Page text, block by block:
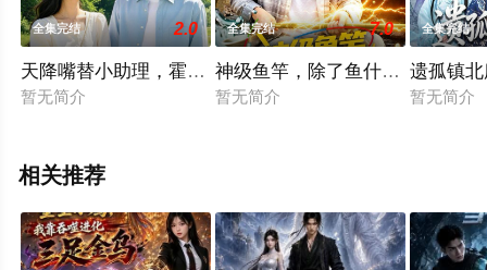
全集完结 2.0
天降嘴替小助理，霍先生有福了
暂无简介
全集完结 7.0
神级鱼竿，除了鱼什么都钓的上
暂无简介
全集完结
遗孤镇
暂无简介
相关推荐